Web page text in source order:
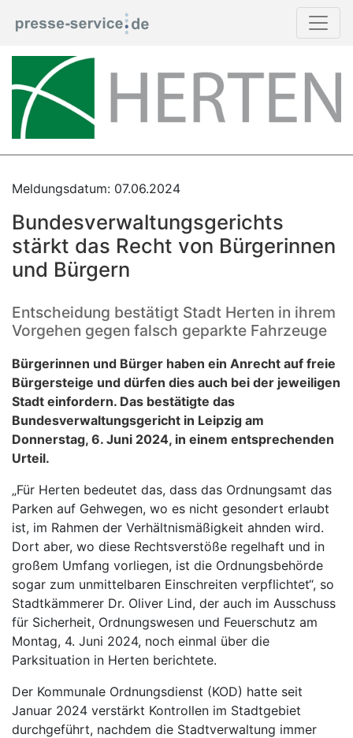
Meldungsdatum: 07.06.2024
Bundesverwaltungsgerichts
stärkt das Recht von Bürgerinnen
und Bürgern
Entscheidung bestätigt Stadt Herten in ihrem
Vorgehen gegen falsch geparkte Fahrzeuge
Bürgerinnen und Bürger haben ein Anrecht auf freie
Bürgersteige und dürfen dies auch bei der jeweiligen
Stadt einfordern. Das bestätigte das
Bundesverwaltungsgericht in Leipzig am
Donnerstag, 6. Juni 2024, in einem entsprechenden
Urteil.
„Für Herten bedeutet das, dass das Ordnungsamt das
Parken auf Gehwegen, wo es nicht gesondert erlaubt
ist, im Rahmen der Verhältnismäßigkeit ahnden wird.
Dort aber, wo diese Rechtsverstöße regelhaft und in
großem Umfang vorliegen, ist die Ordnungsbehörde
sogar zum unmittelbaren Einschreiten verpflichtet“, so
Stadtkämmerer Dr. Oliver Lind, der auch im Ausschuss
für Sicherheit, Ordnungswesen und Feuerschutz am
Montag, 4. Juni 2024, noch einmal über die
Parksituation in Herten berichtete.
Der Kommunale Ordnungsdienst (KOD) hatte seit
Januar 2024 verstärkt Kontrollen im Stadtgebiet
durchgeführt, nachdem die Stadtverwaltung immer